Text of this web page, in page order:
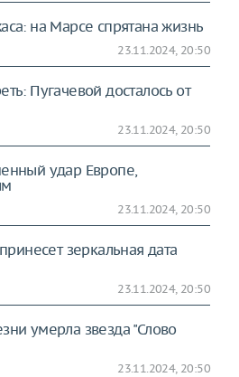
на Марсе спрятана жизнь
23.11.2024, 20:50
Пугачевой досталось от
23.11.2024, 20:50
удар Европе,
23.11.2024, 20:50
зеркальная дата
23.11.2024, 20:50
умерла звезда "Слово
23.11.2024, 20:50